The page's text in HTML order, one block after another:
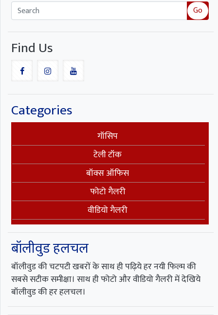
Go
Find Us
Categories
गॉसिप
टेली टॉक
बॉक्स ऑफिस
फोटो गैलरी
वीडियो गैलरी
बॉलीवुड हलचल
बॉलीवुड की चटपटी खबरों के साथ ही पढ़िये हर नयी फिल्म की
सबसे सटीक समीक्षा। साथ ही फोटो और वीडियो गैलरी में देखिये
बॉलीवुड की हर हलचल।